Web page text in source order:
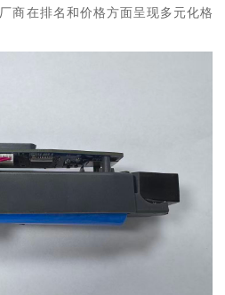
商在排名和价格方面呈现多元化格